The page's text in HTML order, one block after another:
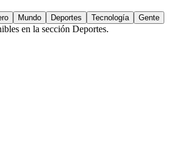
Mundo Deportes Tecnología Gente
en la sección Deportes.